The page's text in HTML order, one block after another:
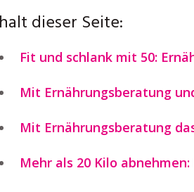
dieser Seite:
Fit und schlank mit 50:
Mit Ernährungsberatung
Mit Ernährungsberatung
Mehr als 20 Kilo